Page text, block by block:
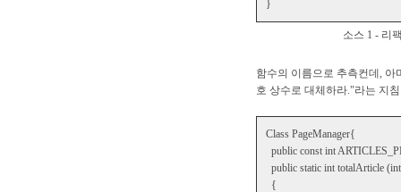
}
소스 1 - 리
함수의 이름으로 추측컨데, 아
호 상수로 대체하라."라는 지
Class PageManager{
public const int
public static int totalArticle
{